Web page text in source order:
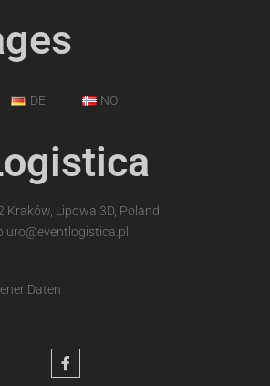
DE NO
Kraków, Lipowa 3D, Poland
Daten